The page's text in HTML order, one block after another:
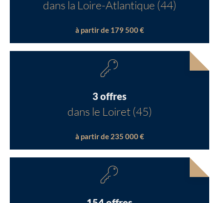
dans la Loire-Atlantique (44)
à partir de 179 500 €
3 offres
dans le Loiret (45)
à partir de 235 000 €